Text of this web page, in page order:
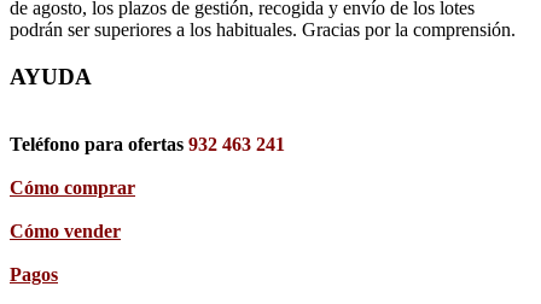
de agosto, los plazos de gestión, recogida y envío de los lotes
podrán ser superiores a los habituales. Gracias por la comprensión.
AYUDA
Teléfono para ofertas 932 463 241
Cómo comprar
Cómo vender
Pagos